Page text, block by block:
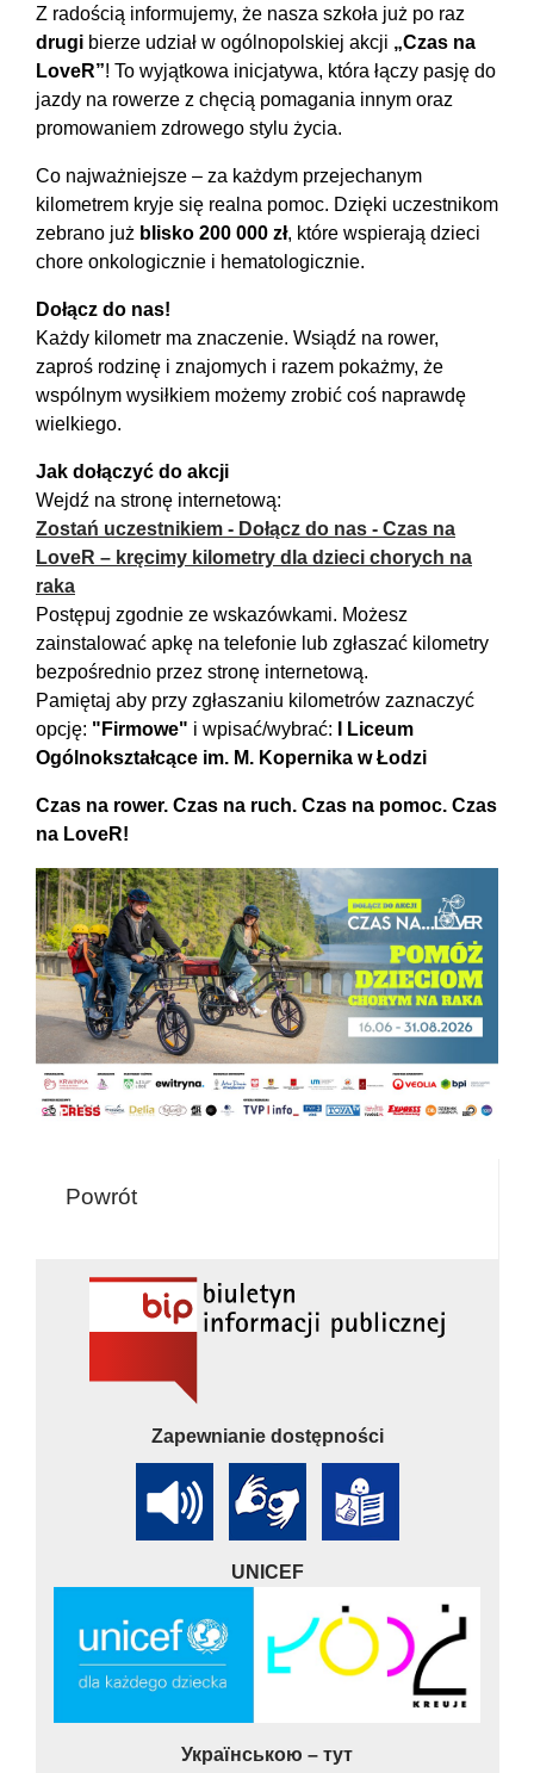
Z radością informujemy, że nasza szkoła już po raz
drugi bierze udział w ogólnopolskiej akcji „Czas na
LoveR”! To wyjątkowa inicjatywa, która łączy pasję do
jazdy na rowerze z chęcią pomagania innym oraz
promowaniem zdrowego stylu życia.
Co najważniejsze – za każdym przejechanym
kilometrem kryje się realna pomoc. Dzięki uczestnikom
zebrano już blisko 200 000 zł, które wspierają dzieci
chore onkologicznie i hematologicznie.
Dołącz do nas!
Każdy kilometr ma znaczenie. Wsiądź na rower,
zaproś rodzinę i znajomych i razem pokażmy, że
wspólnym wysiłkiem możemy zrobić coś naprawdę
wielkiego.
Jak dołączyć do akcji
Wejdź na stronę internetową:
Zostań uczestnikiem - Dołącz do nas - Czas na
LoveR – kręcimy kilometry dla dzieci chorych na
raka
Postępuj zgodnie ze wskazówkami. Możesz
zainstalować apkę na telefonie lub zgłaszać kilometry
bezpośrednio przez stronę internetową.
Pamiętaj aby przy zgłaszaniu kilometrów zaznaczyć
opcję: "Firmowe" i wpisać/wybrać:
I Liceum
Ogólnokształcące im. M. Kopernika w Łodzi
Czas na rower. Czas na ruch. Czas na pomoc. Czas
na LoveR!
Powrót
Zapewnianie dostępności
UNICEF
Українською – тут